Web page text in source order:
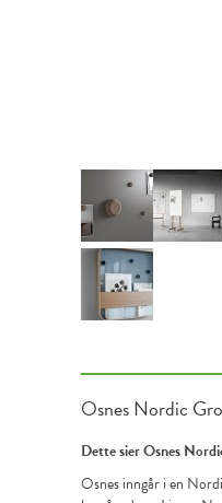
Osnes Nordic
Dette sier Osnes
Osnes inngår i en